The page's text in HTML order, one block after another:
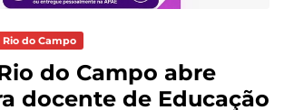
do Campo
do Campo abre
docente de Educação